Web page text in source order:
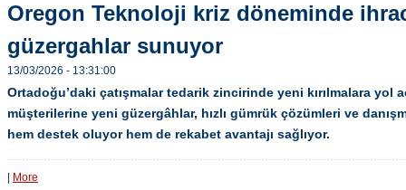
Oregon Teknoloji kriz döneminde
güzergahlar sunuyor
13/03/2026 - 13:31:00
Ortadoğu’daki çatışmalar tedarik zincirinde yeni kırılmalara yol
müşterilerine yeni güzergâhlar, hızlı gümrük çözümleri ve
hem destek oluyor hem de rekabet avantajı sağlıyor.
More